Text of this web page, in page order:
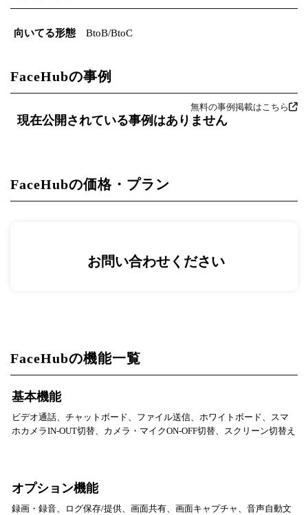
向いてる形態 BtoB/BtoC
FaceHubの事例
無料の事例掲載はこちら
現在公開されている事例はありません
FaceHubの価格・プラン
お問い合わせください
FaceHubの機能一覧
基本機能
ビデオ通話、チャットボード、ファイル送信、ホワイトボード、スマ
ホカメラIN-OUT切替、カメラ・マイクON-OFF切替、スクリーン切替え
オプション機能
録画・録音、ログ保存/提供、画面共有、画面キャプチャ、音声自動文